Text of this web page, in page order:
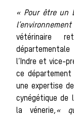
« Pour être un
vétérinaire
l’Indre et vice-
ce département
une expertise
cynégétique de
la vénerie,«